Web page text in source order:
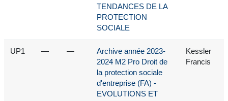
TENDANCES DE LA
PROTECTION
SOCIALE
UP1 — —
Archive année 2023-
2024 M2 Pro Droit de
la protection sociale
d'entreprise (FA) -
EVOLUTIONS ET
Kessler
Francis